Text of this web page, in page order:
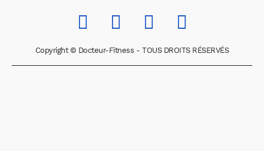
Copyright © Docteur-Fitness - TOUS DROITS RÉSERVÉS